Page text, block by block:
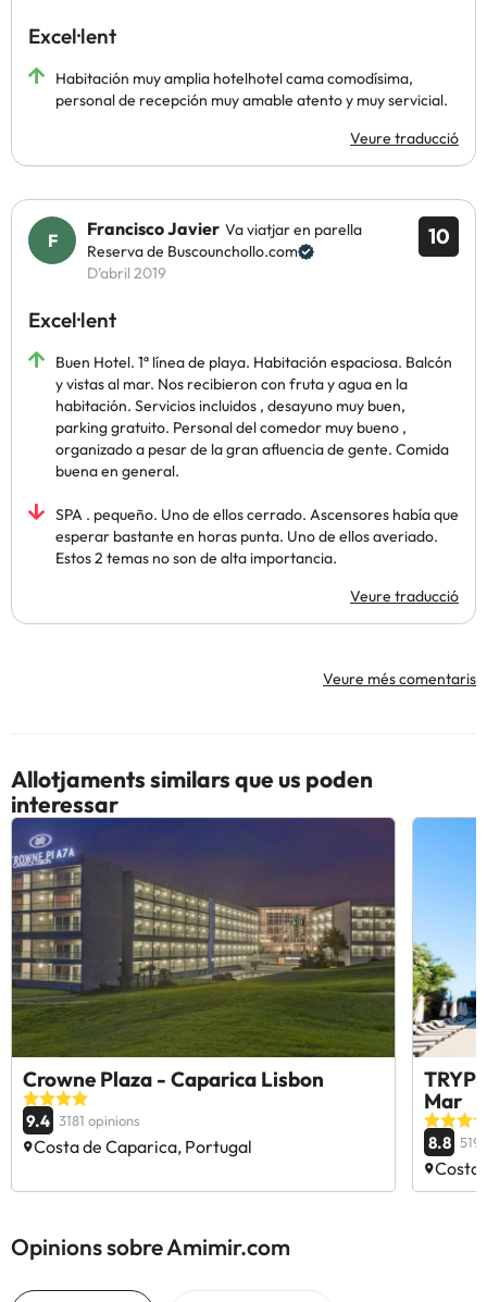
Excel·lent
Habitación muy amplia hotelhotel cama comodísima,
personal de recepción muy amable atento y muy servicial.
Veure traducció
10
Francisco Javier Va viatjar en parella
Reserva de Buscounchollo.com
D’abril 2019
Excel·lent
Buen Hotel. 1ª línea de playa. Habitación espaciosa. Balcón
y vistas al mar. Nos recibieron con fruta y agua en la
habitación. Servicios incluidos , desayuno muy buen,
parking gratuito. Personal del comedor muy bueno ,
organizado a pesar de la gran afluencia de gente. Comida
buena en general.
SPA . pequeño. Uno de ellos cerrado. Ascensores había que
esperar bastante en horas punta. Uno de ellos averiado.
Estos 2 temas no son de alta importancia.
Veure traducció
Veure més comentaris
Allotjaments similars que us poden
interessar
Crowne Plaza - Caparica Lisbon
9.4 3181 opinions
Costa de Caparica, Portugal
TRYP
Mar
8.8
Costa
Opinions sobre Amimir.com